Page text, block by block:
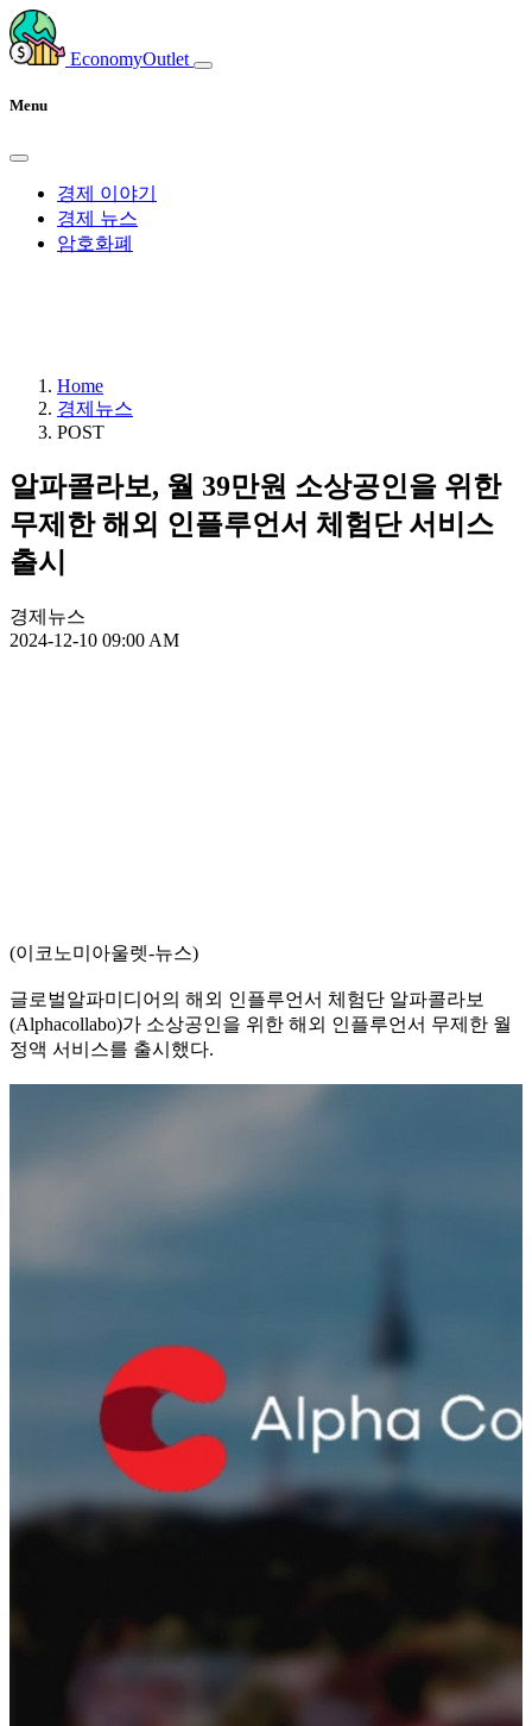
EconomyOutlet
Menu
경제 이야기
경제 뉴스
암호화폐
Home
경제뉴스
POST
알파콜라보, 월 39만원 소상공인을 위한
무제한 해외 인플루언서 체험단 서비스
출시
경제뉴스
2024-12-10 09:00 AM
(이코노미아울렛-뉴스)
글로벌알파미디어의 해외 인플루언서 체험단 알파콜라보
(Alphacollabo)가 소상공인을 위한 해외 인플루언서 무제한 월
정액 서비스를 출시했다.